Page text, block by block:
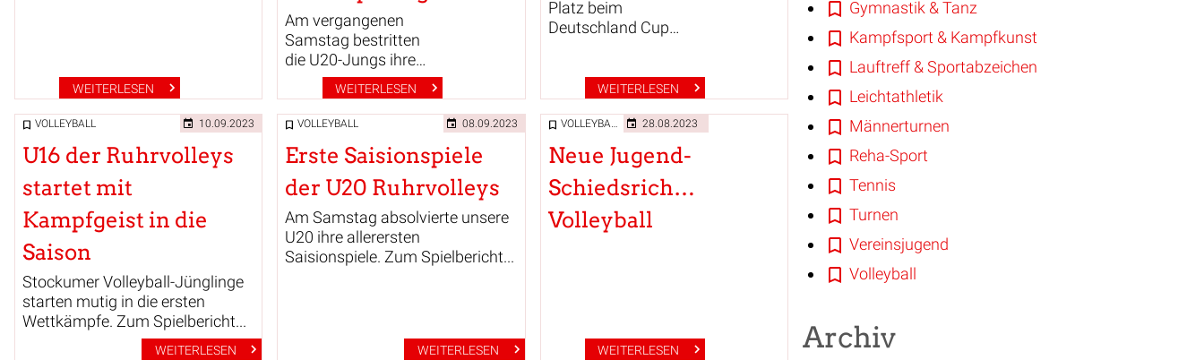
WEITERLESEN
Am vergangenen
Samstag bestritten
die U20-Jungs ihren
2. Spieltag. Zum
Spielbericht mit
Highlightvideo...
WEITERLESEN
Platz beim
Deutschland Cup
WEITERLESEN
VOLLEYBALL 10.09.2023
U16 der Ruhrvolleys
startet mit
Kampfgeist in die
Saison
Stockumer Volleyball-Jünglinge
starten mutig in die ersten
Wettkämpfe. Zum Spielbericht...
WEITERLESEN
VOLLEYBALL 08.09.2023
Erste Saisionspiele
der U20 Ruhrvolleys
Am Samstag absolvierte unsere
U20 ihre allerersten
Saisionspiele. Zum Spielbericht...
WEITERLESEN
VOLLEYBALL 28.08.2023
Neue Jugend-
Schiedsrichter
Volleyball
WEITERLESEN
Gymnastik & Tanz
Kampfsport & Kampfkunst
Lauftreff & Sportabzeichen
Leichtathletik
Männerturnen
Reha-Sport
Tennis
Turnen
Vereinsjugend
Volleyball
Archiv